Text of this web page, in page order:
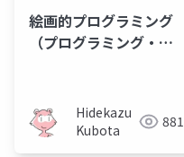
絵画的プログラミング
（プログラミング・シ
Hidekazu
Kubota
881